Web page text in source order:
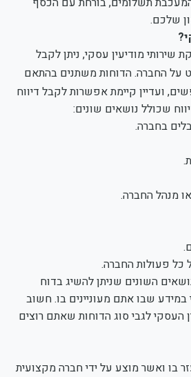
שלכם.
מודיעין עסקי, ניתן לקבל
על החברה. הדוחות משתנים בהתאם
ועדיין קיימת אפשרות לקבל דיווח
שכולל נושאים שונים:
בחברה.
מנהל החברה.
כל פעולות החברה.
השונים שניתן להשיג בדוח
במידע שבו אתם מעוניינים בו. חשוב
העסקי לגבי סוג הדוחות שאתם רוצים
בו ואשר מוצע על ידי חברה מקצועית